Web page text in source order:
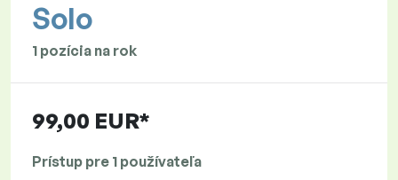
Solo
1 pozícia na rok
99,00 EUR*
Prístup pre 1 používateľa